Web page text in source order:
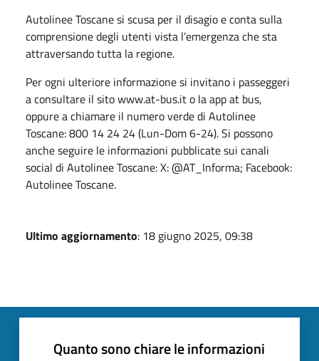
Autolinee Toscane si scusa per il disagio e conta sulla
comprensione degli utenti vista l’emergenza che sta
attraversando tutta la regione.
Per ogni ulteriore informazione si invitano i passeggeri
a consultare il sito www.at-bus.it o la app at bus,
oppure a chiamare il numero verde di Autolinee
Toscane: 800 14 24 24 (Lun-Dom 6-24). Si possono
anche seguire le informazioni pubblicate sui canali
social di Autolinee Toscane: X: @AT_Informa; Facebook:
Autolinee Toscane.
Ultimo aggiornamento: 18 giugno 2025, 09:38
Quanto sono chiare le informazioni